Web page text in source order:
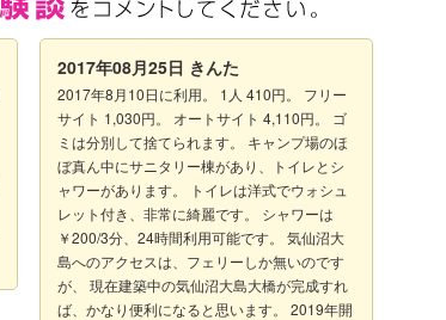
2017年08月25日 きんた
2017年8月10日に利用。 1人 410円。 フリー
サイト 1,030円。 オートサイト 4,110円。 ゴ
ミは分別して捨てられます。 キャンプ場のほ
ぼ真ん中にサニタリー棟があり、トイレとシ
ャワーがあります。 トイレは洋式でウォシュ
レット付き、非常に綺麗です。 シャワーは
￥200/3分、24時間利用可能です。 気仙沼大
島へのアクセスは、フェリーしか無いのです
が、 現在建築中の気仙沼大島大橋が完成すれ
ば、かなり便利になると思います。 2019年開